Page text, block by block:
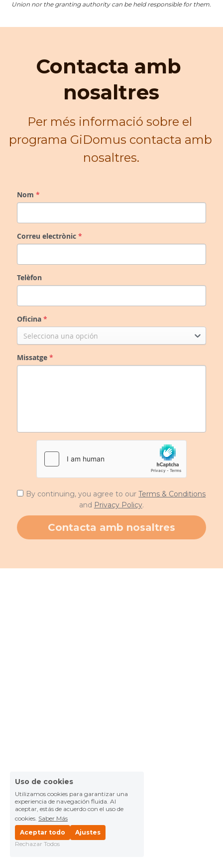
Union nor the granting authority can be held responsible for them.
Contacta amb
nosaltres
Per més informació sobre el
programa GiDomus contacta amb
nosaltres.
Nom *
Correu electrònic*
Telèfon
Oficina*
Selecciona una opción
Missatge*
By continuing, you agree to ourTerms & Conditions
and Privacy Policy.
Contacta amb nosaltres
Uso de cookies
Utilizamos cookies para garantizar una
experiencia de navegación fluida. Al
aceptar, estás de acuerdo con el uso de
cookies. Saber Más
Aceptar todo
Ajustes
Rechazar Todos